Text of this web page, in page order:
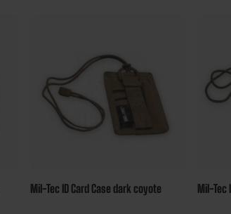
Mil-Tec ID Card Case dark coyote Mil-Tec